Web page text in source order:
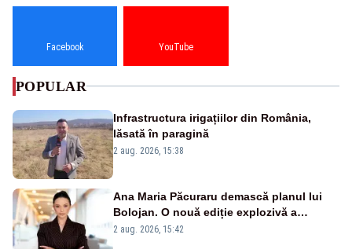
Facebook YouTube
POPULAR
Infrastructura irigațiilor din România,
lăsată în paragină
2 aug. 2026, 15:38
Ana Maria Păcuraru demască planul lui
Bolojan. O nouă ediție explozivă a
emisiunii „Miza Zilei” la Realitatea PLUS
2 aug. 2026, 15:42